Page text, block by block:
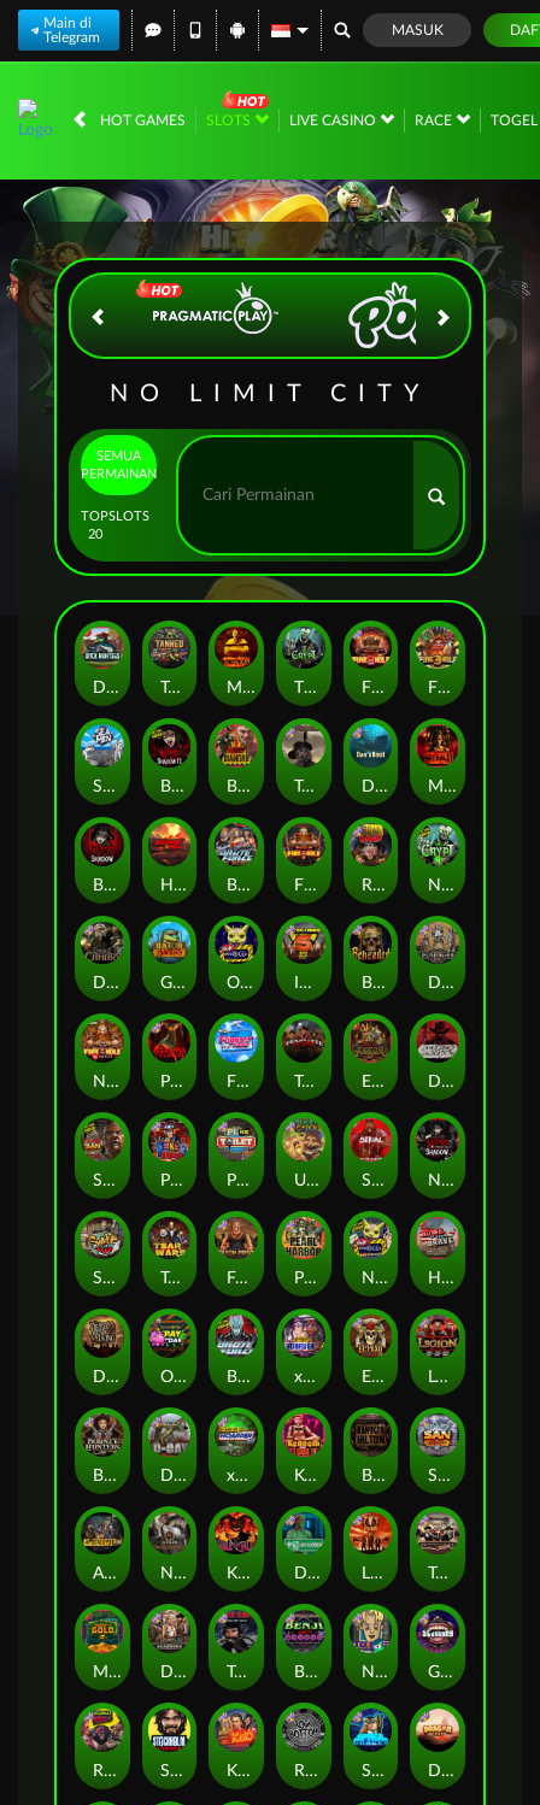
Main di
Telegram
MASUK
HOT GAMES SLOTS LIVE CASINO RACE TOGEL
NO LIMIT CITY
SEMUA
PERMAINAN
TOP
20
SLOTS
Nexus Blood & Shadow
Seamen
Kill Em All
Blood Diamond
Duck Hunters Fire in the Hole 3
Dead, Dead, or Deader
Nexus Fire In The Hole xBomb
Highway to Hell
Dead Men Walking
Tsar Wars
Brute Force
Home of the Brave
Mental 2
Tombstone Slaughter
San Quentin 2: Death Row
Blood & Shadow
Blood & Shadow 2
Mental
Skate or Die
Stockholm Syndrome
The Crypt
Apocalypse Super xNudge
Outsourced
Punk Rocker 2
Deadwood R.I.P
Beheaded
Bangkok Hilton
Brute Force: Alien Onslaught
Nexus Outsourced
Nexus The Crypt
Nexus Tombstone RIP
Gator Hunters
Kenneth Must Die
Tombstone RIP
Fire in the Hole 2
Outsourced: Payday
Tanked
Fire In The Hole xBomb
Tombstone No Mercy
Folsom Prison
Roadkill
Das xBoot
Kiss My Chainsaw Rock Bottom
Road Rage
Space Donkey
xWays Hoarder 2
Nine To Five
Bounty Hunters xNudge®
El Pasa Gunfight xNudge
Monkey's Gold xPays
Flight Mode
Little Bighorn
Benji Killed in Vegas
Dragon Tribe
Evil Goblins xBomb
San Quentin xWays
Gluttony
Serial
Punk Toilet
Possessed
Legion X
Deadwood xNudge
Disturbed
Pearl Harbor
Infectious 5 xWays
Dead Canary
True Grit Redemption
xWays Hoarder xSplit
D Day
Ugliest Catch